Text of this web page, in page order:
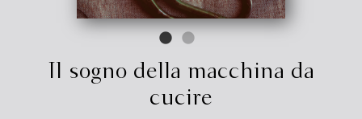
Il sogno della macchina da
cucire